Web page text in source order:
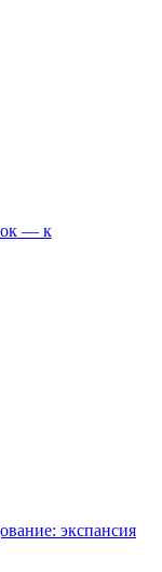
— к
экспансия